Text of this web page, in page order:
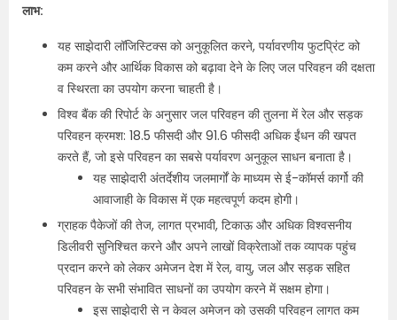
लाभ:
यह साझेदारी लॉजिस्टिक्स को अनुकूलित करने, पर्यावरणीय फुटप्रिंट को
कम करने और आर्थिक विकास को बढ़ावा देने के लिए जल परिवहन की दक्षता
व स्थिरता का उपयोग करना चाहती है।
विश्व बैंक की रिपोर्ट के अनुसार जल परिवहन की तुलना में रेल और सड़क
परिवहन क्रमश: 18.5 फीसदी और 91.6 फीसदी अधिक ईंधन की खपत
करते हैं, जो इसे परिवहन का सबसे पर्यावरण अनुकूल साधन बनाता है।
यह साझेदारी अंतर्देशीय जलमार्गों के माध्यम से ई-कॉमर्स कार्गो की
आवाजाही के विकास में एक महत्वपूर्ण कदम होगी।
ग्राहक पैकेजों की तेज, लागत प्रभावी, टिकाऊ और अधिक विश्वसनीय
डिलीवरी सुनिश्चित करने और अपने लाखों विक्रेताओं तक व्यापक पहुंच
प्रदान करने को लेकर अमेजन देश में रेल, वायु, जल और सड़क सहित
परिवहन के सभी संभावित साधनों का उपयोग करने में सक्षम होगा।
इस साझेदारी से न केवल अमेजन को उसकी परिवहन लागत कम